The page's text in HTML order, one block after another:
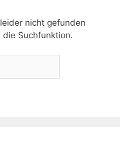
nicht gefunden
Suchfunktion.